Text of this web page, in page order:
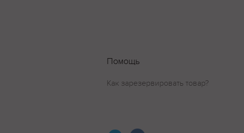
Помощь
Как зарезервировать товар?